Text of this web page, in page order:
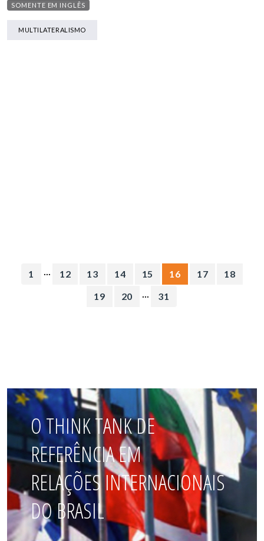
SOMENTE EM INGLÊS
MULTILATERALISMO
1 ... 12 13 14 15 16 17
18
19
20 ... 31
O THINK TANK DE
REFERÊNCIA EM
RELAÇÕES INTERNACIONAIS
DO BRASIL